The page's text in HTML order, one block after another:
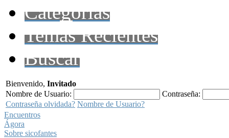
Categorías
Temas Recientes
Buscar
Bienvenido, Invitado
Nombre de Usuario:
Contraseña:
Contraseña olvidada? Nombre de Usuario?
Encuentros
Ágora
Sobre sicofantes